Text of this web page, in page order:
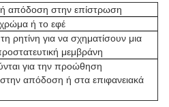
απόδοση στην επίστρωση
ή το εφέ
ρητίνη για να σχηματίσουν μια
μεμβράνη
για την προώθηση
απόδοση ή στα επιφανειακά